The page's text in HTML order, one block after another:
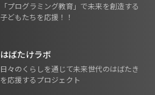
「プログラミング教育」で未来を創造する
子どもたちを応援！！
はばたけラボ
日々のくらしを通じて未来世代のはばたき
を応援するプロジェクト